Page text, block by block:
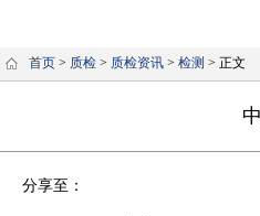
首页 > 质检 > 质检资讯 > 检测 > 正文
分享至：